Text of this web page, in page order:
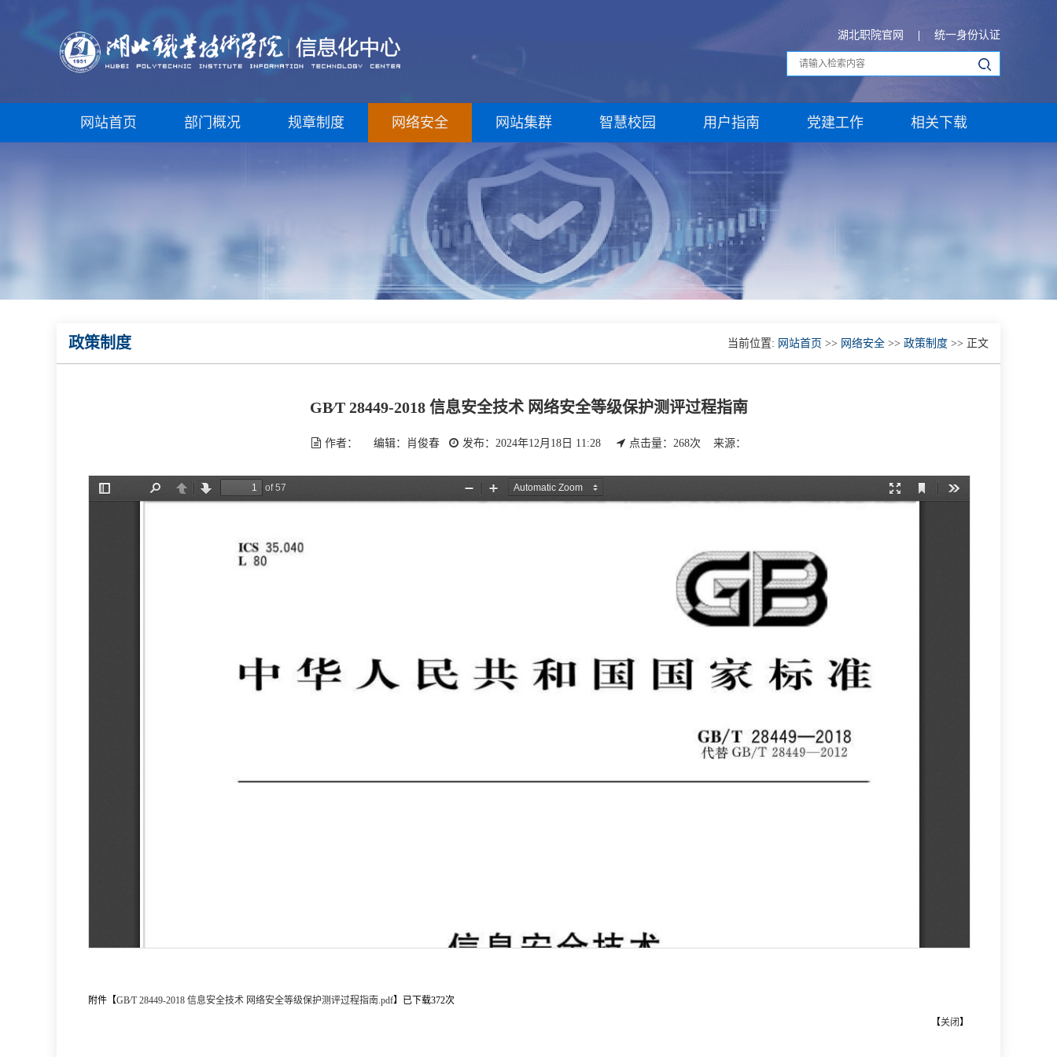
湖北职院官网 统一身份认证
网站首页 部门概况 规章制度 网络安全 网站集群 智慧校园 用户指南 党建工作 相关下载
政策制度 当前位置: 网站首页 >> 网络安全 >> 政策制度 >> 正文
GB∕T 28449-2018 信息安全技术 网络安全等级保护测评过程指南
作者： 编辑：肖俊春 发布：2024年12月18日 11:28 点击量： 268次 来源：
附件【GB∕T 28449-2018 信息安全技术 网络安全等级保护测评过程指南.pdf】已下载372次
【关闭 】